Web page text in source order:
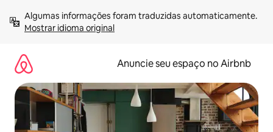
para
Mostrar idioma original
Anuncie seu espaço no Airbnb